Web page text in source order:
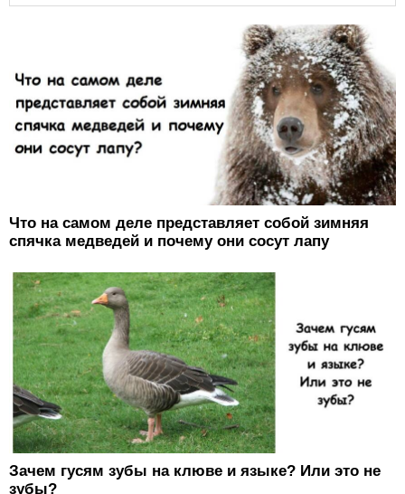
Что на самом деле представляет собой зимняя
спячка медведей и почему они сосут лапу
Зачем гусям зубы на клюве и языке? Или это не
зубы?